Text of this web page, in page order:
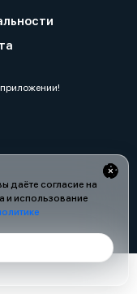
даёте согласие на
и использование